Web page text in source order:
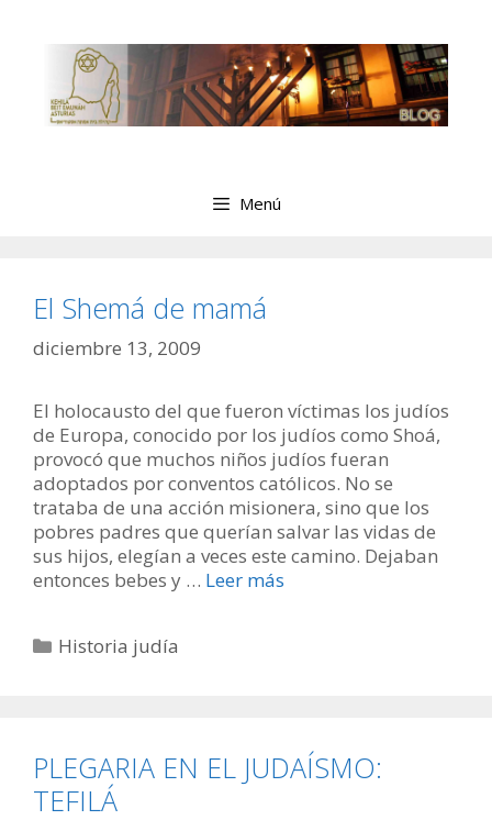
contenido
Menú
El Shemá de mamá
diciembre 13, 2009
El holocausto del que fueron víctimas los judíos
de Europa, conocido por los judíos como Shoá,
provocó que muchos niños judíos fueran
adoptados por conventos católicos. No se
trataba de una acción misionera, sino que los
pobres padres que querían salvar las vidas de
sus hijos, elegían a veces este camino. Dejaban
entonces bebes y … Leer más
Categorías
Historia judía
PLEGARIA EN EL JUDAÍSMO:
TEFILÁ